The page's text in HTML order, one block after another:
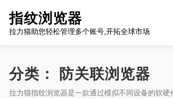
content
指纹浏览器
拉力猫助您轻松管理多个账号,开拓全球市场
博客首页 套餐价格 使用教程
分类： 防关联浏览器
拉力猫指纹浏览器是一款通过模拟不同设备的软